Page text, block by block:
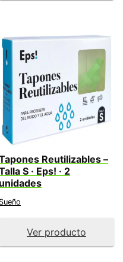
Reutilizables –
S · Eps! · 2
unidades
Sueño
Ver producto